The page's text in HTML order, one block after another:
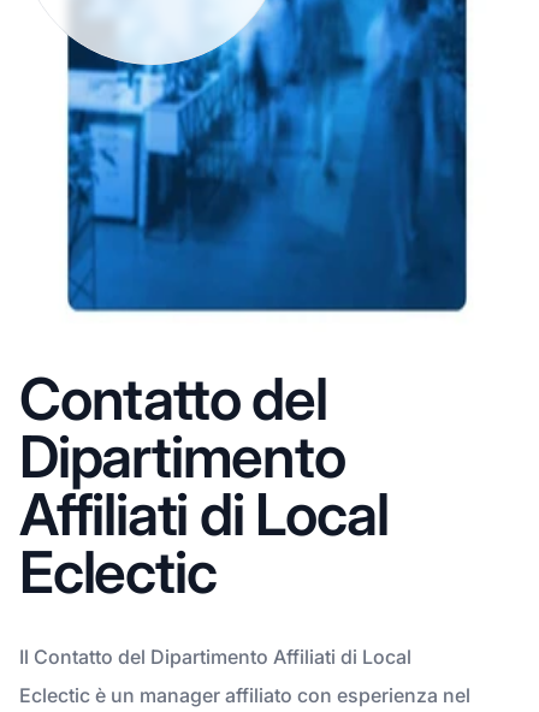
Contatto del
Dipartimento
Affiliati di Local
Eclectic
Il Contatto del Dipartimento Affiliati di Local
Eclectic è un manager affiliato con esperienza nel